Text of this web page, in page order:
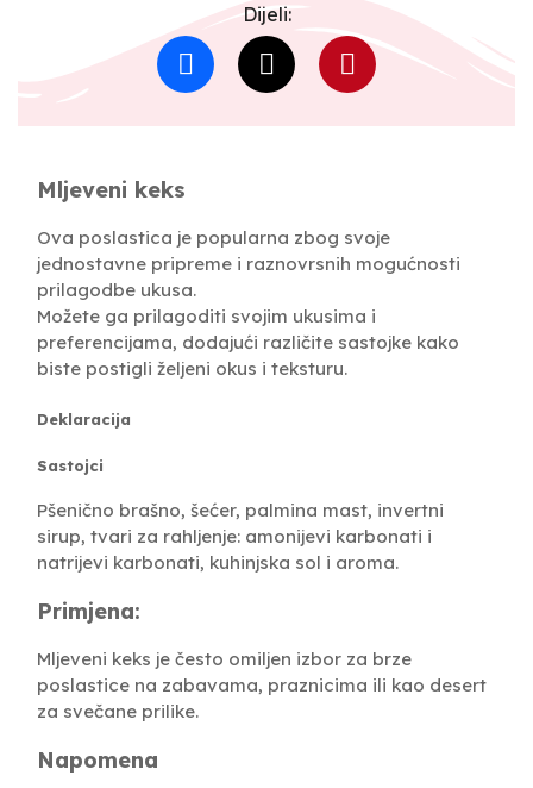
Dijeli:
Mljeveni keks
Ova poslastica je popularna zbog svoje
jednostavne pripreme i raznovrsnih mogućnosti
prilagodbe ukusa.
Možete ga prilagoditi svojim ukusima i
preferencijama, dodajući različite sastojke kako
biste postigli željeni okus i teksturu.
Deklaracija
Sastojci
Pšenično brašno, šećer, palmina mast, invertni
sirup, tvari za rahljenje: amonijevi karbonati i
natrijevi karbonati, kuhinjska sol i aroma.
Primjena:
Mljeveni keks je često omiljen izbor za brze
poslastice na zabavama, praznicima ili kao desert
za svečane prilike.
Napomena